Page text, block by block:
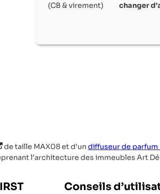
(CB & virement)
changer
(s’ouvre dans un nouvel onglet)
de taille MAX08 et d’undiffuseur de parfum
l’architecture des immeubles Art
Conseils